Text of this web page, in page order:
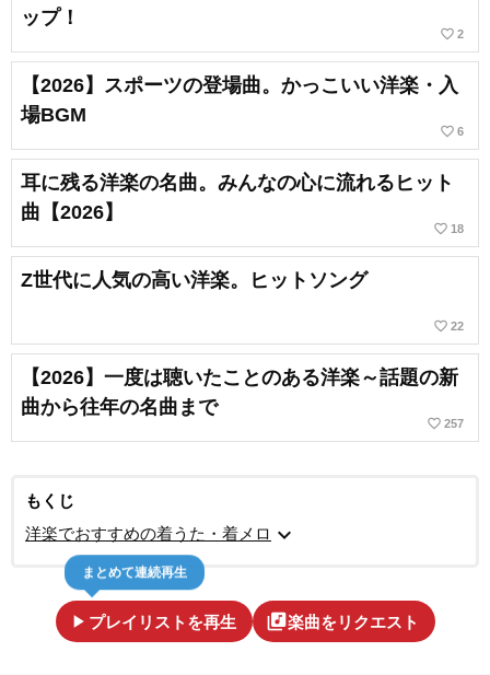
ップ！
favorite_border 2
【2026】スポーツの登場曲。かっこいい洋楽・入
場BGM
favorite_border 6
耳に残る洋楽の名曲。みんなの心に流れるヒット
曲【2026】
favorite_border 18
Z世代に人気の高い洋楽。ヒットソング
favorite_border 22
【2026】一度は聴いたことのある洋楽～話題の新
曲から往年の名曲まで
favorite_border 257
もくじ
洋楽でおすすめの着うた・着メロ expand_more
play_arrow プレイリストを再生
まとめて連続再生
library_music楽曲をリクエスト